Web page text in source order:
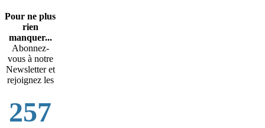
Pour ne plus
rien
manquer...
Abonnez-
vous à notre
Newsletter et
rejoignez les
257